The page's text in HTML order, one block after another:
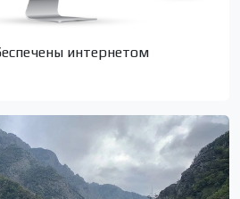
интернетом